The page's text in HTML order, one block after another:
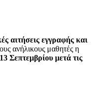
αιτήσεις εγγραφής και
ανήλικους μαθητές η
Σεπτεμβρίου μετά τις